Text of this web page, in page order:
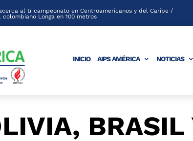
al tricampeonato en Centroamericanos y del Caribe /
colombiano Longa en 100 metros
INICIO AIPS AMÉRICA NOTICIAS
BRASIL